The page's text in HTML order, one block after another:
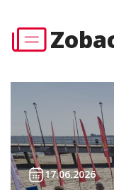
17.06.2026